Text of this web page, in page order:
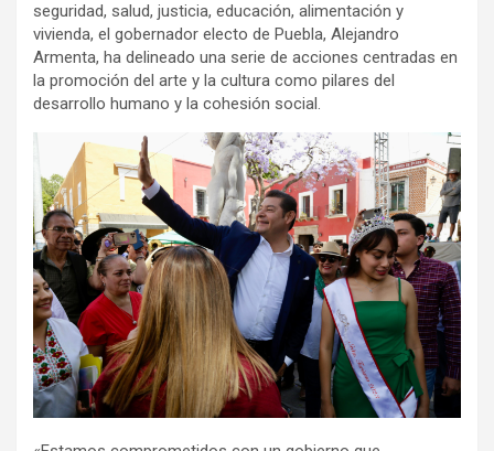
seguridad, salud, justicia, educación, alimentación y
vivienda, el gobernador electo de Puebla, Alejandro
Armenta, ha delineado una serie de acciones centradas en
la promoción del arte y la cultura como pilares del
desarrollo humano y la cohesión social.